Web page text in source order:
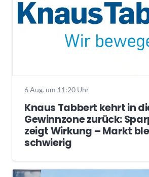
6 Aug. um 11:20 Uhr
Knaus Tabbert kehrt in
Gewinnzone zurück:
zeigt Wirkung – Markt
schwierig